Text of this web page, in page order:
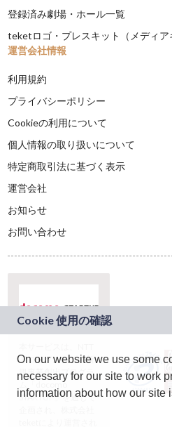
登録済み劇場・ホール一覧
teketロゴ・プレスキット（メディア
運営会社情報
利用規約
プライバシーポリシー
Cookieの利用について
個人情報の取り扱いについて
特定商取引法に基づく表示
運営会社
お知らせ
お問い合わせ
ドコモグループの新
規事業創出プログラ
ム「docomo
STARTUP」を通じて
On our website we use some
necessary for our site to work
information about how our site